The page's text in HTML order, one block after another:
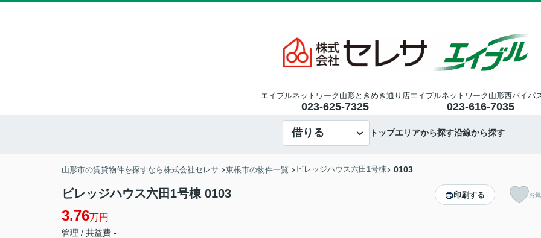
エイブルネットワーク山形ときめき通り店
023-625-7325
エイブルネットワーク山形西バイパ
023-616-7035
借りる トップエリアから探す沿線から探す
山形市の賃貸物件を探すなら株式会社セレサ 東根市の物件一覧 ビレッジハウス六田1号棟 0103
ビレッジハウス六田1号棟 0103
3.76万円
管理 / 共益費 -
印刷する お